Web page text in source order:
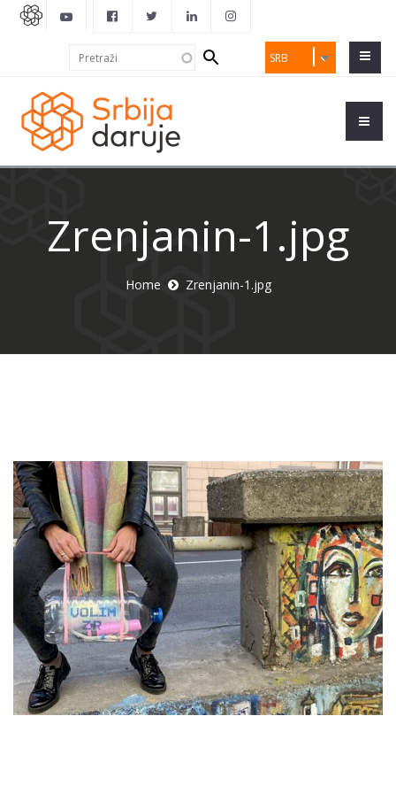
SRB
Search
form
Zrenjanin-1.jpg
Home Zrenjanin-1.jpg